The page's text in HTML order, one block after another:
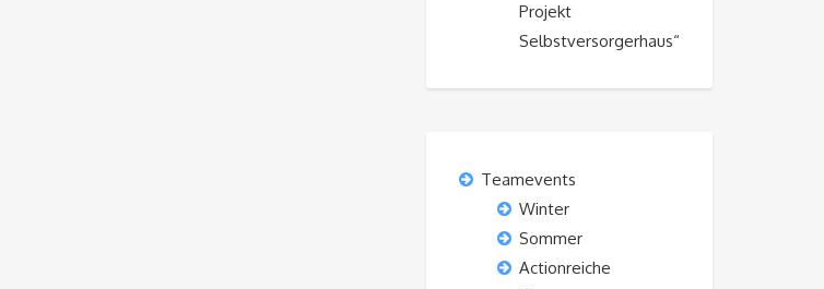
Projekt
Selbstversorgerhaus“
Teamevents
Winter
Sommer
Actionreiche